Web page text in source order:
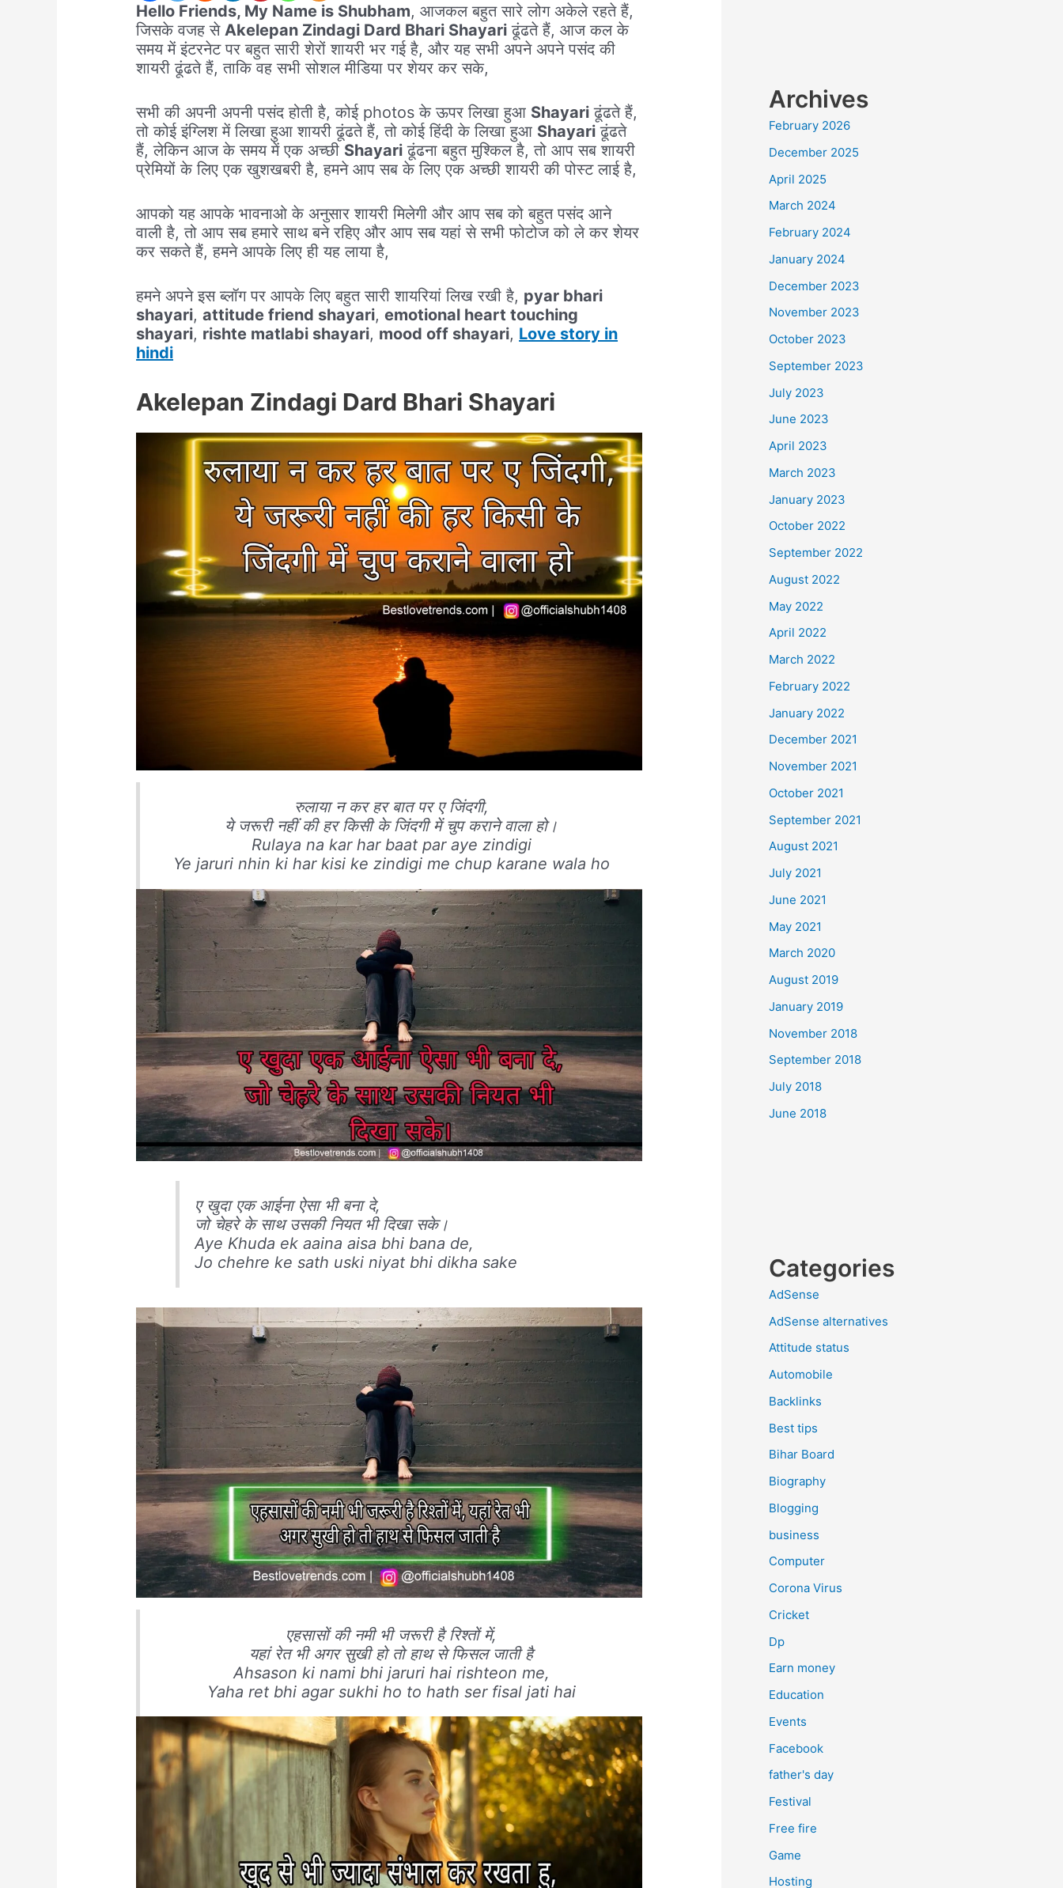
Hello Friends, My Name is Shubham, आजकल बहुत सारे लोग अकेले रहते हैं,
जिसके वजह सेAkelepan Zindagi Dard Bhari Shayari ढूंढते हैं, आज कल के
समय में इंटरनेट पर बहुत सारी शेरों शायरी भर गई है, और यह सभी अपने अपने पसंद की
शायरी ढूंढते हैं, ताकि वह सभी सोशल मीडिया पर शेयर कर सके,
सभी की अपनी अपनी पसंद होती है, कोई photos के ऊपर लिखा हुआ Shayari ढूंढते हैं,
तो कोई इंग्लिश में लिखा हुआ शायरी ढूंढते हैं, तो कोई हिंदी के लिखा हुआ Shayari ढूंढते
हैं, लेकिन आज के समय में एक अच्छी Shayari ढूंढना बहुत मुश्किल है, तो आप सब शायरी
प्रेमियों के लिए एक खुशखबरी है, हमने आप सब के लिए एक अच्छी शायरी की पोस्ट लाई है,
आपको यह आपके भावनाओ के अनुसार शायरी मिलेगी और आप सब को बहुत पसंद आने
वाली है, तो आप सब हमारे साथ बने रहिए और आप सब यहां से सभी फोटोज को ले कर शेयर
कर सकते हैं, हमने आपके लिए ही यह लाया है,
हमने अपने इस ब्लॉग पर आपके लिए बहुत सारी शायरियां लिख रखी है, pyar bhari
shayari,attitude friend shayari,emotional heart touching
shayari, rishte matlabi shayari, mood off shayari, Love story in
hindi
Akelepan Zindagi Dard Bhari Shayari
रुलाया न कर हर बात पर ए जिंदगी,
ये जरूरी नहीं की हर किसी के जिंदगी में चुप कराने वाला हो।
Rulaya na kar har baat par aye zindigi
Ye jaruri nhin ki har kisi ke zindigi me chup karane wala ho
ए खुदा एक आईना ऐसा भी बना दे,
जो चेहरे के साथ उसकी नियत भी दिखा सके।
Aye Khuda ek aaina aisa bhi bana de,
Jo chehre ke sath uski niyat bhi dikha sake
एहसासों की नमी भी जरूरी है रिश्तों में,
यहां रेत भी अगर सुखी हो तो हाथ से फिसल जाती है
Ahsason ki nami bhi jaruri hai rishteon me,
Yaha ret bhi agar sukhi ho to hath ser fisal jati hai
Archives
February 2026
December 2025
April 2025
March 2024
February 2024
January 2024
December 2023
November 2023
October 2023
September 2023
July 2023
June 2023
April 2023
March 2023
January 2023
October 2022
September 2022
August 2022
May 2022
April 2022
March 2022
February 2022
January 2022
December 2021
November 2021
October 2021
September 2021
August 2021
July 2021
June 2021
May 2021
March 2020
August 2019
January 2019
November 2018
September 2018
July 2018
June 2018
Categories
AdSense
AdSense alternatives
Attitude status
Automobile
Backlinks
Best tips
Bihar Board
Biography
Blogging
business
Computer
Corona Virus
Cricket
Dp
Earn money
Education
Events
Facebook
father's day
Festival
Free fire
Game
Hosting